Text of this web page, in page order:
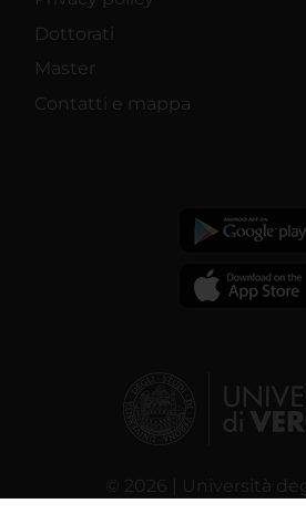
Dottorati
Master
Contatti e mappa
© 2026 | Università